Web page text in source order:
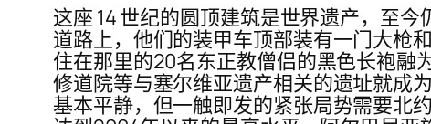
这座 14 世纪的圆顶建筑是世界遗产，至
道路上，他们的装甲车顶部装有一门大枪
住在那里的20名东正教僧侣的黑色长袍融
修道院等与塞尔维亚遗产相关的遗址就成
基本平静，但一触即发的紧张局势需要北